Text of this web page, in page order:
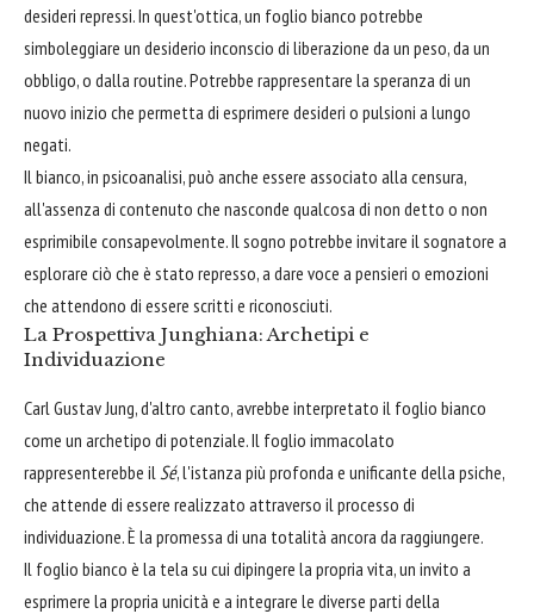
desideri repressi. In quest'ottica, un foglio bianco potrebbe
simboleggiare un desiderio inconscio di liberazione da un peso, da un
obbligo, o dalla routine. Potrebbe rappresentare la speranza di un
nuovo inizio che permetta di esprimere desideri o pulsioni a lungo
negati.
Il bianco, in psicoanalisi, può anche essere associato alla censura,
all'assenza di contenuto che nasconde qualcosa di non detto o non
esprimibile consapevolmente. Il sogno potrebbe invitare il sognatore a
esplorare ciò che è stato represso, a dare voce a pensieri o emozioni
che attendono di essere scritti e riconosciuti.
La Prospettiva Junghiana: Archetipi e
Individuazione
Carl Gustav Jung, d'altro canto, avrebbe interpretato il foglio bianco
come un archetipo di potenziale. Il foglio immacolato
rappresenterebbe ilSé, l'istanza più profonda e unificante della psiche,
che attende di essere realizzato attraverso il processo di
individuazione. È la promessa di una totalità ancora da raggiungere.
Il foglio bianco è la tela su cui dipingere la propria vita, un invito a
esprimere la propria unicità e a integrare le diverse parti della